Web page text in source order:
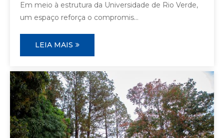
Em meio à estrutura da Universidade de Rio Verde,
um espaço reforça o compromis...
LEIA MAIS